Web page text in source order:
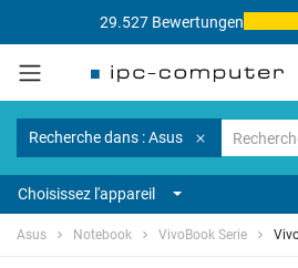
29.527 Bewertungen
Recherche dans : Asus
Choisissez l'appareil
Asus Notebook VivoBook Serie